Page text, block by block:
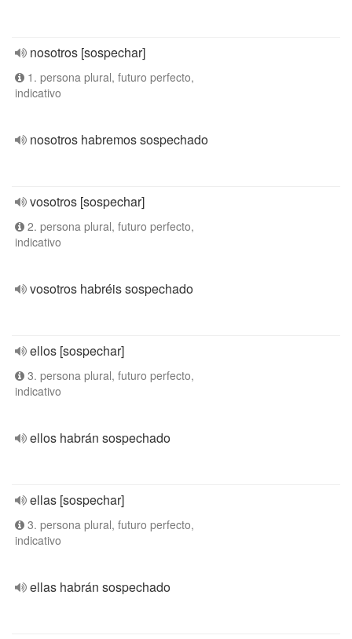
nosotros [sospechar]
1. persona plural, futuro perfecto,
indicativo
nosotros habremos sospechado
vosotros [sospechar]
2. persona plural, futuro perfecto,
indicativo
vosotros habréis sospechado
ellos [sospechar]
3. persona plural, futuro perfecto,
indicativo
ellos habrán sospechado
ellas [sospechar]
3. persona plural, futuro perfecto,
indicativo
ellas habrán sospechado